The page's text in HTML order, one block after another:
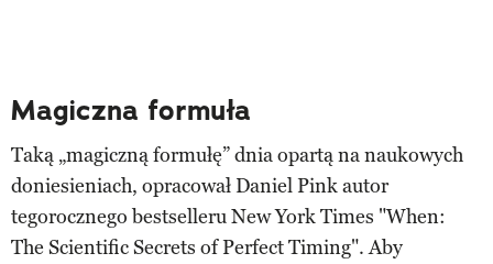
Magiczna formuła
Taką „magiczną formułę” dnia opartą na naukowych
doniesieniach, opracował Daniel Pink autor
tegorocznego bestselleru New York Times "When:
The Scientific Secrets of Perfect Timing". Aby